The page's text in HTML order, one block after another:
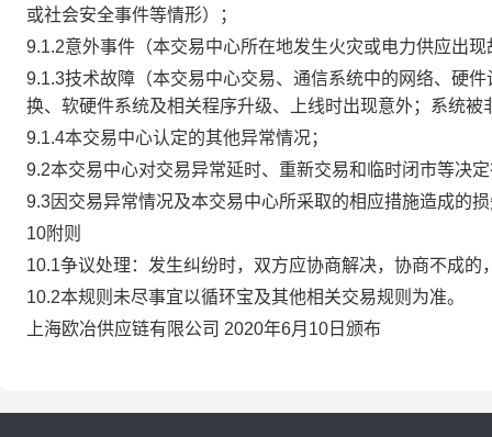
或社会安全事件等情形）；
9.1.2意外事件（本交易中心所在地发生火灾或电力供应出
9.1.3技术故障（本交易中心交易、通信系统中的网络、硬
换、软硬件系统及相关程序升级、上线时出现意外；系统
9.1.4本交易中心认定的其他异常情况；
9.2本交易中心对交易异常延时、重新交易和临时闭市等决
9.3因交易异常情况及本交易中心所采取的相应措施造成的
10附则
10.1争议处理：发生纠纷时，双方应协商解决，协商不成
10.2本规则未尽事宜以循环宝及其他相关交易规则为准。
上海欧冶供应链有限公司 2020年6月10日颁布